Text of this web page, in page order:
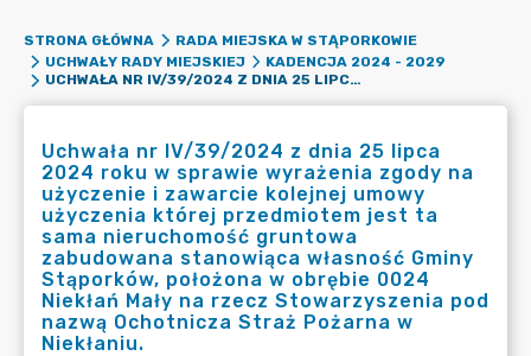
STRONA GŁÓWNA
RADA MIEJSKA W STĄPORKOWIE
UCHWAŁY RADY MIEJSKIEJ
KADENCJA 2024 - 2029
UCHWAŁA NR IV/39/2024 Z DNIA 25 LIPCA 2024 ROKU W SPRAWIE WYRAŻENIA ZGODY NA UŻYCZENIE I ZAWARCIE KOLEJNEJ UMOWY UŻYCZENIA KTÓREJ PRZEDMIOTEM JEST TA SAMA NIERUCHOMOŚĆ GRUNTOWA ZABUDOWANA STANOWIĄCA WŁASNOŚĆ GMINY STĄPORKÓW, POŁOŻONA W OBRĘBIE 0024 NIEKŁAŃ MAŁY NA RZECZ STOWARZYSZENIA POD NAZWĄ OCHOTNICZA STRAŻ POŻARNA W NIEKŁANIU.
Uchwała nr IV/39/2024 z dnia 25 lipca
2024 roku w sprawie wyrażenia zgody na
użyczenie i zawarcie kolejnej umowy
użyczenia której przedmiotem jest ta
sama nieruchomość gruntowa
zabudowana stanowiąca własność Gminy
Stąporków, położona w obrębie 0024
Niekłań Mały na rzecz Stowarzyszenia pod
nazwą Ochotnicza Straż Pożarna w
Niekłaniu.